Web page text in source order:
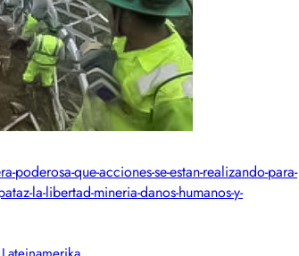
que-acciones-se-estan-realizando-para-
la-libertad-mineria-danos-humanos-y-